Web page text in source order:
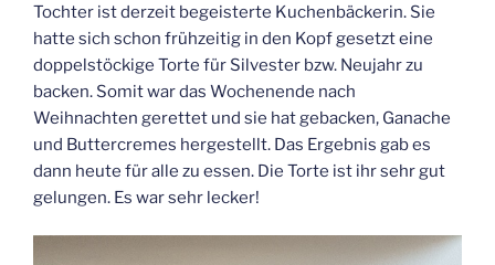
Tochter ist derzeit begeisterte Kuchenbäckerin. Sie
hatte sich schon frühzeitig in den Kopf gesetzt eine
doppelstöckige Torte für Silvester bzw. Neujahr zu
backen. Somit war das Wochenende nach
Weihnachten gerettet und sie hat gebacken, Ganache
und Buttercremes hergestellt. Das Ergebnis gab es
dann heute für alle zu essen. Die Torte ist ihr sehr gut
gelungen. Es war sehr lecker!